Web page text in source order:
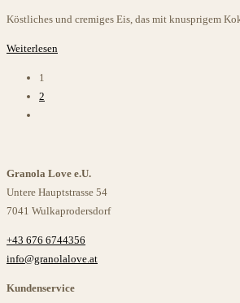
Köstliches und cremiges Eis, das mit knusprigem
Weiterlesen
1
2
Granola Love e.U.
Untere Hauptstrasse 54
7041 Wulkaprodersdorf
+43 676 6744356
info@granolalove.at
Kundenservice